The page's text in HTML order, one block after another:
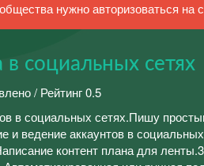
нужно авторизоваться на
социальных сетях
/ Рейтинг 0.5
в социальных сетях.Пишу
ведение аккаунтов в
контент плана для